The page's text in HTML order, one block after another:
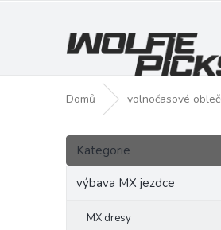
Domů volnočasové
P
s
Přeskočit
kategorie
Kategorie
výbava MX jezdce
MX dresy